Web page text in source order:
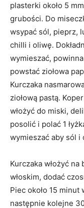
plasterki około 5 mm
grubości. Do
wsypać sól, pieprz,
chilli i oliwę.
wymieszać, powinna
powstać ziołowa
Kurczaka
ziołową pastą.
włożyć do miski,
posolić i polać 1
wymieszać aby sól i
Kurczaka włożyć
włoskim, dodać
Piec około 15
następnie kolejne